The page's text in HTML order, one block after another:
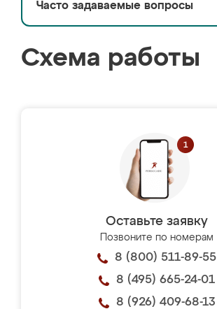
Часто задаваемые вопросы
Схема работы
Оставьте заявку
Позвоните по номерам
8 (800) 511-89-55
8 (495) 665-24-01
8 (926) 409-68-13